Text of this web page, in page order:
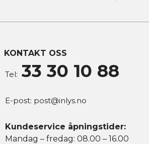
KONTAKT OSS
Tel: 33 30 10 88
E-post: post@inlys.no
Kundeservice åpningstider:
Mandag – fredag: 08.00 – 16.00